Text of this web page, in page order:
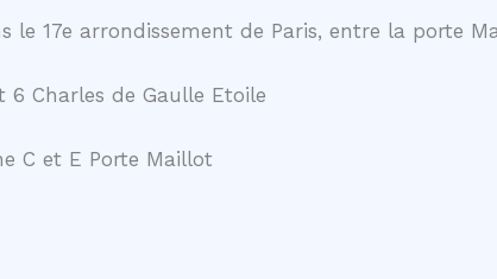
17e arrondissement de Paris, entre la porte
Charles de Gaulle Etoile
C et E Porte Maillot